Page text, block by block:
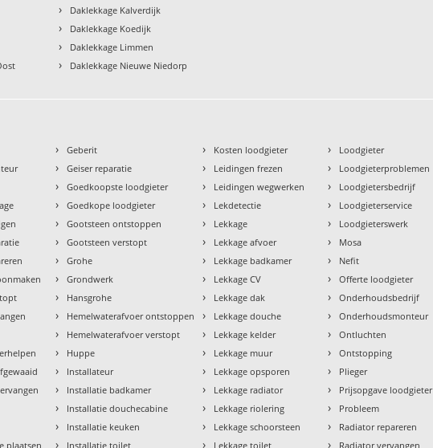
› Daklekkage Kalverdijk
› Daklekkage Koedijk
› Daklekkage Limmen
› Daklekkage Nieuwe Niedorp
plaatsen
› Geberit
› Geiser reparatie
› Goedkoopste loodgieter
› Goedkope loodgieter
› Gootsteen ontstoppen
› Gootsteen verstopt
› Grohe
› Grondwerk
› Hansgrohe
› Hemelwaterafvoer ontstoppen
› Hemelwaterafvoer verstopt
› Huppe
› Installateur
› Installatie badkamer
› Installatie douchecabine
› Installatie keuken
› Installatie toilet
› Kosten loodgieter
› Leidingen frezen
› Leidingen wegwerken
› Lekdetectie
› Lekkage
› Lekkage afvoer
› Lekkage badkamer
› Lekkage CV
› Lekkage dak
› Lekkage douche
› Lekkage kelder
› Lekkage muur
› Lekkage opsporen
› Lekkage radiator
› Lekkage riolering
› Lekkage schoorsteen
› Lekkage toilet
› Loodgieter
› Loodgieterproblemen
› Loodgietersbedrijf
› Loodgieterservice
› Loodgieterswerk
› Mosa
› Nefit
› Offerte loodgieter
› Onderhoudsbedrijf
› Onderhoudsmonteur
› Ontluchten
› Ontstopping
› Plieger
› Prijsopgave loodgieter
› Probleem
› Radiator repareren
› Radiator vervangen